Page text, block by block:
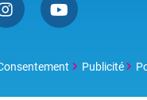
Publicité